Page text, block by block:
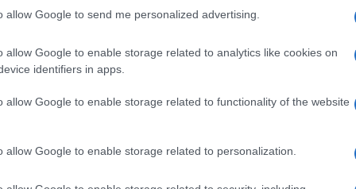
allow Google to send me personalized advertising.
allow Google to enable storage related to analytics like cookies on
identifiers in apps.
allow Google to enable storage related to functionality of the website
allow Google to enable storage related to personalization.